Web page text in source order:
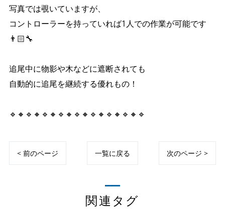
写真では覗いていますが、
コントローラーを持っていれば1人での作業が可能です
👨🏻‍🔧
追尾中に物影や木などに遮断されても
自動的に追尾を継続する優れもの！
🔹🔸🔹🔸🔹🔸🔹🔸🔹🔸🔹🔸🔹🔸🔹🔸🔹
< 前のページ 一覧に戻る 次のページ >
関連タグ